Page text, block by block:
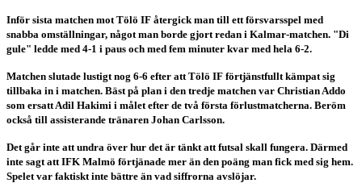
Inför sista matchen mot Tölö IF återgick man till ett försvarsspel med
snabba omställningar, något man borde gjort redan i Kalmar-matchen. "Di
gule" ledde med 4-1 i paus och med fem minuter kvar med hela 6-2.
Matchen slutade lustigt nog 6-6 efter att Tölö IF förtjänstfullt kämpat sig
tillbaka in i matchen. Bäst på plan i den tredje matchen var Christian Addo
som ersatt Adil Hakimi i målet efter de två första förlustmatcherna. Beröm
också till assisterande tränaren Johan Carlsson.
Det går inte att undra över hur det är tänkt att futsal skall fungera. Därmed
inte sagt att IFK Malmö förtjänade mer än den poäng man fick med sig hem.
Spelet var faktiskt inte bättre än vad siffrorna avslöjar.